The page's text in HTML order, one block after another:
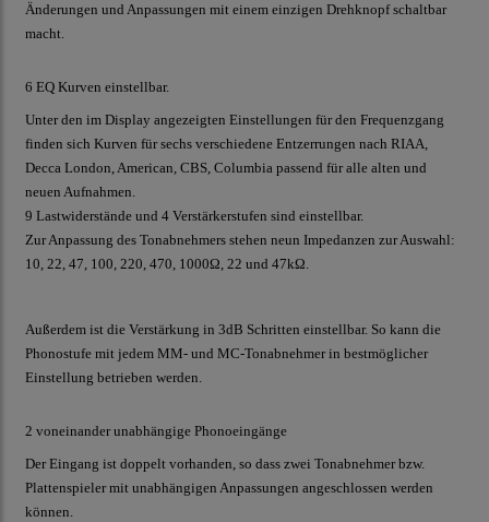
Änderungen und Anpassungen mit einem einzigen Drehknopf schaltbar
macht.
6 EQ Kurven einstellbar.
Unter den im Display angezeigten Einstellungen für den Frequenzgang
finden sich Kurven für sechs verschiedene Entzerrungen nach RIAA,
Decca London, American, CBS, Columbia passend für alle alten und
neuen Aufnahmen.
9 Lastwiderstände und 4 Verstärkerstufen sind einstellbar.
Zur Anpassung des Tonabnehmers stehen neun Impedanzen zur Auswahl:
10, 22, 47, 100, 220, 470, 1000Ω, 22 und 47kΩ.
Außerdem ist die Verstärkung in 3dB Schritten einstellbar. So kann die
Phonostufe mit jedem MM- und MC-Tonabnehmer in bestmöglicher
Einstellung betrieben werden.
2 voneinander unabhängige Phonoeingänge
Der Eingang ist doppelt vorhanden, so dass zwei Tonabnehmer bzw.
Plattenspieler mit unabhängigen Anpassungen angeschlossen werden
können.